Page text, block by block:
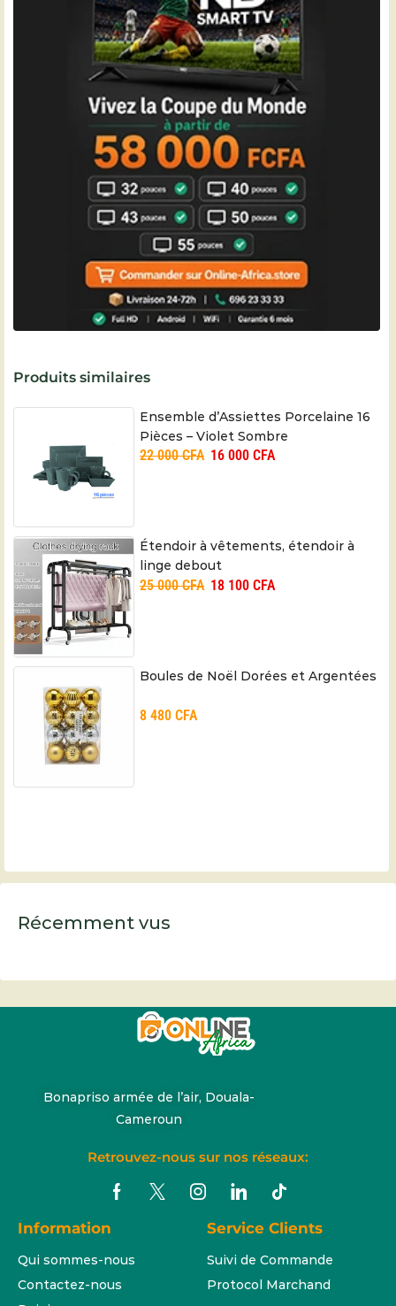
Produits similaires
Ensemble d’Assiettes Porcelaine 16
Pièces – Violet Sombre
22 000CFA 16 000 CFA
Étendoir à vêtements, étendoir à
linge debout
25 000CFA 18 100 CFA
Boules de Noël Dorées et Argentées
8 480 CFA
Récemment vus
Bonapriso armée de l’air, Douala-
Cameroun
Retrouvez-nous sur nos réseaux:
Information
Qui sommes-nous
Contactez-nous
Service Clients
Suivi de Commande
Protocol Marchand